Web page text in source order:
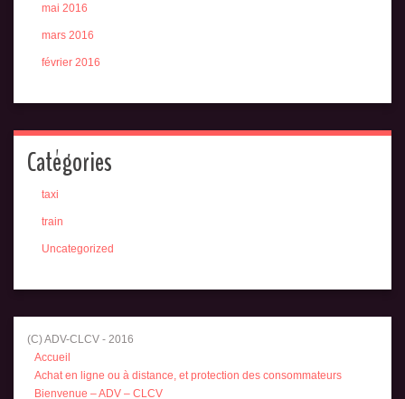
mai 2016
mars 2016
février 2016
Catégories
taxi
train
Uncategorized
(C) ADV-CLCV - 2016
Accueil
Achat en ligne ou à distance, et protection des consommateurs
Bienvenue – ADV – CLCV